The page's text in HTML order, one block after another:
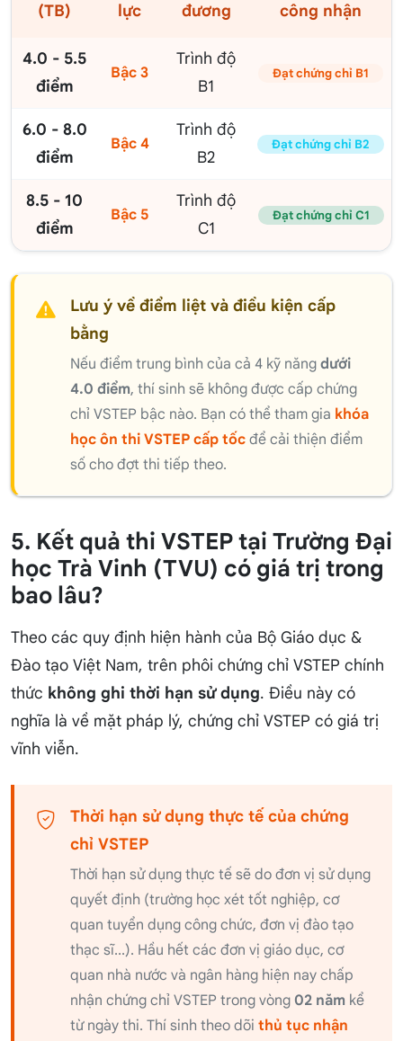
(TB) lực đương công nhận
4.0 - 5.5
điểm
Bậc 3
Trình độ
B1
Đạt chứng chỉ B1
6.0 - 8.0
điểm
Bậc 4
Trình độ
B2
Đạt chứng chỉ B2
8.5 - 10
điểm
Bậc 5
Trình độ
C1
Đạt chứng chỉ C1
Lưu ý về điểm liệt và điều kiện cấp
bằng
Nếu điểm trung bình của cả 4 kỹ năng dưới
4.0 điểm, thí sinh sẽ không được cấp chứng
chỉ VSTEP bậc nào. Bạn có thể tham gia khóa
học ôn thi VSTEP cấp tốc để cải thiện điểm
số cho đợt thi tiếp theo.
5. Kết quả thi VSTEP tại Trường Đại
học Trà Vinh (TVU) có giá trị trong
bao lâu?
Theo các quy định hiện hành của Bộ Giáo dục &
Đào tạo Việt Nam, trên phôi chứng chỉ VSTEP chính
thức không ghi thời hạn sử dụng. Điều này có
nghĩa là về mặt pháp lý, chứng chỉ VSTEP có giá trị
vĩnh viễn.
Thời hạn sử dụng thực tế của chứng
chỉ VSTEP
Thời hạn sử dụng thực tế sẽ do đơn vị sử dụng
quyết định (trường học xét tốt nghiệp, cơ
quan tuyển dụng công chức, đơn vị đào tạo
thạc sĩ...). Hầu hết các đơn vị giáo dục, cơ
quan nhà nước và ngân hàng hiện nay chấp
nhận chứng chỉ VSTEP trong vòng 02 năm kể
từ ngày thi. Thí sinh theo dõi thủ tục nhận